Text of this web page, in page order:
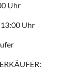
Uhr
Uhr